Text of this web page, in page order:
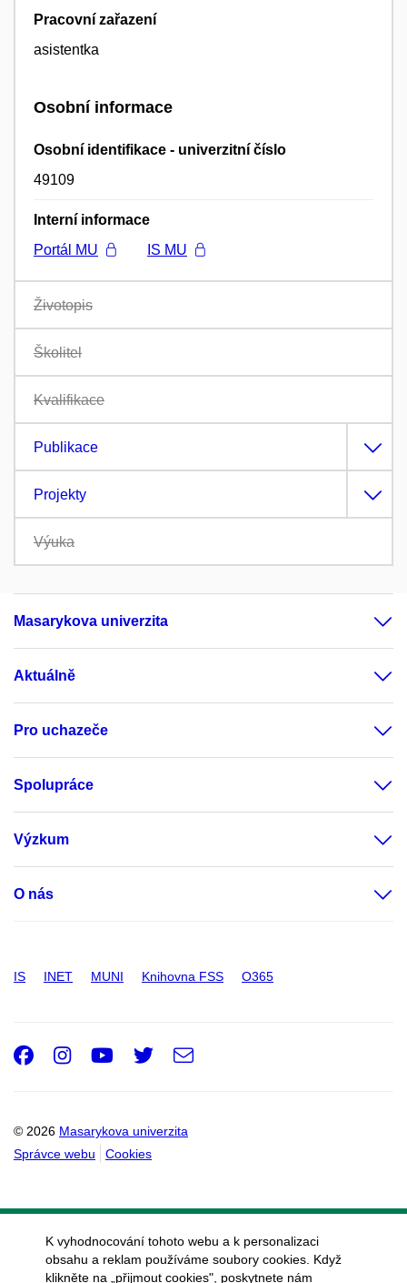
Pracovní zařazení
asistentka
Osobní informace
Osobní identifikace - univerzitní číslo
49109
Interní informace
Portál MU
IS MU
Životopis
Školitel
Kvalifikace
Publikace
Projekty
Výuka
Masarykova univerzita
Aktuálně
Pro uchazeče
Spolupráce
Výzkum
O nás
IS INET MUNI Knihovna FSS O365
© 2026 Masarykova univerzita
Správce webu
Cookies
Facebook
Instagram
Youtube
Twitter
e-
K vyhodnocování tohoto webu a k personalizaci
obsahu a reklam používáme soubory cookies. Když
klikněte na „přijmout cookies", poskytnete nám